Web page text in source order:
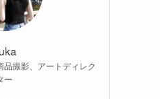
品撮影、アートディレク
ー